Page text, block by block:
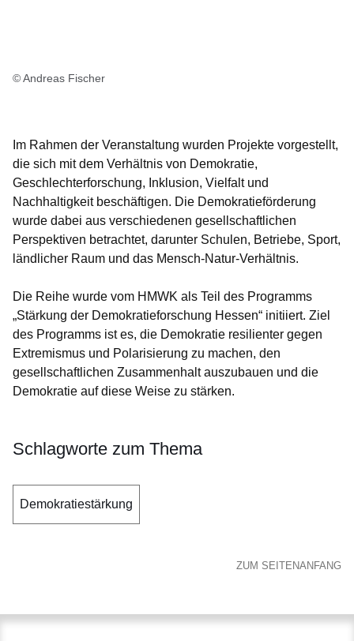
© Andreas Fischer
Im Rahmen der Veranstaltung wurden Projekte vorgestellt,
die sich mit dem Verhältnis von Demokratie,
Geschlechterforschung, Inklusion, Vielfalt und
Nachhaltigkeit beschäftigen. Die Demokratieförderung
wurde dabei aus verschiedenen gesellschaftlichen
Perspektiven betrachtet, darunter Schulen, Betriebe, Sport,
ländlicher Raum und das Mensch-Natur-Verhältnis.
Die Reihe wurde vom HMWK als Teil des Programms
„Stärkung der Demokratieforschung Hessen“ initiiert. Ziel
des Programms ist es, die Demokratie resilienter gegen
Extremismus und Polarisierung zu machen, den
gesellschaftlichen Zusammenhalt auszubauen und die
Demokratie auf diese Weise zu stärken.
Schlagworte zum Thema
Demokratiestärkung
ZUM SEITENANFANG